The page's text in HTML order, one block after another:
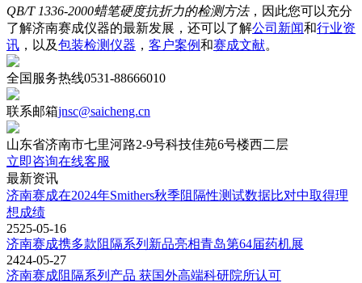
QB/T 1336-2000蜡笔硬度抗折力的检测方法，因此您可以充分
了解济南赛成仪器的最新发展，还可以了解公司新闻和行业资
讯 ，以及包装检测仪器 ， 客户案例和赛成文献。
全国服务热线0531-88666010
联系邮箱jnsc@saicheng.cn
山东省济南市七里河路2-9号科技佳苑6号楼西二层
立即咨询在线客服
最新资讯
济南赛成在2024年Smithers秋季阻隔性测试数据比对中取得理
想成绩
2525-05-16
济南赛成携多款阻隔系列新品亮相青岛第64届药机展
2424-05-27
济南赛成阻隔系列产品 获国外高端科研院所认可